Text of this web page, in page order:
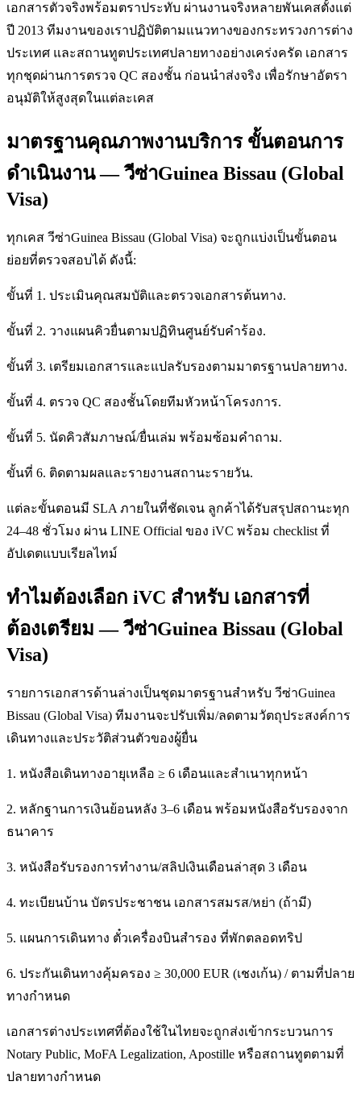
เอกสารตัวจริงพร้อมตราประทับ ผ่านงานจริงหลายพันเคสตั้งแต่
ปี 2013 ทีมงานของเราปฏิบัติตามแนวทางของกระทรวงการต่าง
ประเทศ และสถานทูตประเทศปลายทางอย่างเคร่งครัด เอกสาร
ทุกชุดผ่านการตรวจ QC สองชั้น ก่อนนำส่งจริง เพื่อรักษาอัตรา
อนุมัติให้สูงสุดในแต่ละเคส
มาตรฐานคุณภาพงานบริการ ขั้นตอนการ
ดำเนินงาน — วีซ่าGuinea Bissau (Global
Visa)
ทุกเคส วีซ่าGuinea Bissau (Global Visa) จะถูกแบ่งเป็นขั้นตอน
ย่อยที่ตรวจสอบได้ ดังนี้:
ขั้นที่ 1. ประเมินคุณสมบัติและตรวจเอกสารต้นทาง.
ขั้นที่ 2. วางแผนคิวยื่นตามปฏิทินศูนย์รับคำร้อง.
ขั้นที่ 3. เตรียมเอกสารและแปลรับรองตามมาตรฐานปลายทาง.
ขั้นที่ 4. ตรวจ QC สองชั้นโดยทีมหัวหน้าโครงการ.
ขั้นที่ 5. นัดคิวสัมภาษณ์/ยื่นเล่ม พร้อมซ้อมคำถาม.
ขั้นที่ 6. ติดตามผลและรายงานสถานะรายวัน.
แต่ละขั้นตอนมี SLA ภายในที่ชัดเจน ลูกค้าได้รับสรุปสถานะทุก
24–48 ชั่วโมง ผ่าน LINE Official ของ iVC พร้อม checklist ที่
อัปเดตแบบเรียลไทม์
ทำไมต้องเลือก iVC สำหรับ เอกสารที่
ต้องเตรียม — วีซ่าGuinea Bissau (Global
Visa)
รายการเอกสารด้านล่างเป็นชุดมาตรฐานสำหรับ วีซ่าGuinea
Bissau (Global Visa) ทีมงานจะปรับเพิ่ม/ลดตามวัตถุประสงค์การ
เดินทางและประวัติส่วนตัวของผู้ยื่น
1. หนังสือเดินทางอายุเหลือ ≥ 6 เดือนและสำเนาทุกหน้า
2. หลักฐานการเงินย้อนหลัง 3–6 เดือน พร้อมหนังสือรับรองจาก
ธนาคาร
3. หนังสือรับรองการทำงาน/สลิปเงินเดือนล่าสุด 3 เดือน
4. ทะเบียนบ้าน บัตรประชาชน เอกสารสมรส/หย่า (ถ้ามี)
5. แผนการเดินทาง ตั๋วเครื่องบินสำรอง ที่พักตลอดทริป
6. ประกันเดินทางคุ้มครอง ≥ 30,000 EUR (เชงเก้น) / ตามที่ปลาย
ทางกำหนด
เอกสารต่างประเทศที่ต้องใช้ในไทยจะถูกส่งเข้ากระบวนการ
Notary Public, MoFA Legalization, Apostille หรือสถานทูตตามที่
ปลายทางกำหนด